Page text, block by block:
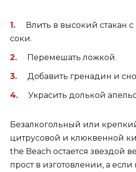
Влить в высокий стакан
соки.
Перемешать ложкой.
Добавить гренадин и
Украсить долькой
Безалкогольный или
цитрусовой и клюквенной
the Beach остается звездой
прост в изготовлении, а